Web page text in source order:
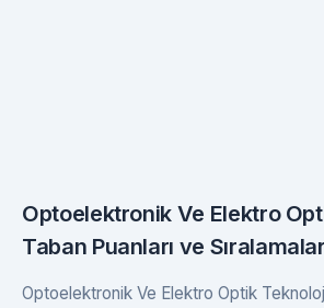
Optoelektronik Ve Elektro
Taban Puanları ve
Optoelektronik Ve Elektro Optik